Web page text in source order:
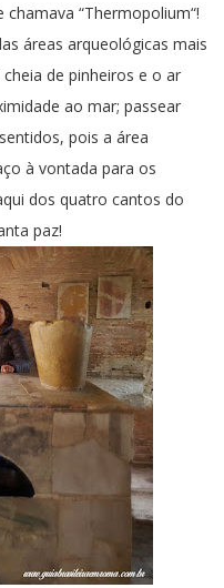
chamava “Thermopolium“!
áreas arqueológicas mais
de pinheiros e o ar
ao mar; passear
pois a área
à vontada para os
dos quatro cantos do
paz!